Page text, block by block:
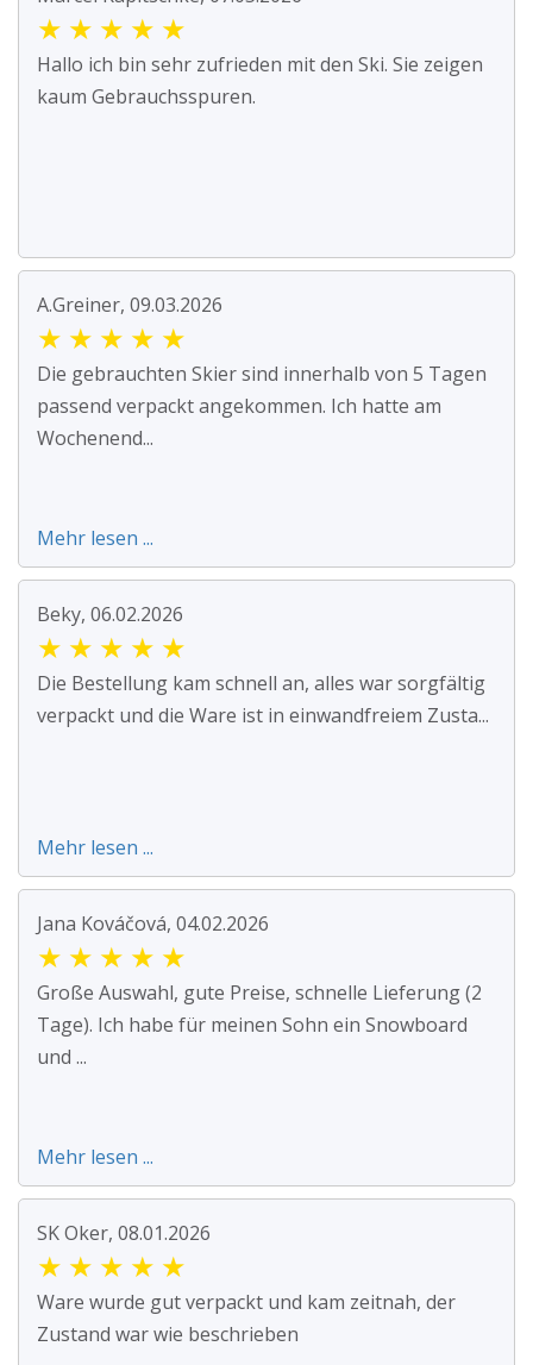
★ ★ ★ ★ ★
Hallo ich bin sehr zufrieden mit den Ski. Sie zeigen
kaum Gebrauchsspuren.
A.Greiner, 09.03.2026
★ ★ ★ ★ ★
Die gebrauchten Skier sind innerhalb von 5 Tagen
passend verpackt angekommen. Ich hatte am
Wochenend...
Mehr lesen ...
Beky, 06.02.2026
★ ★ ★ ★ ★
Die Bestellung kam schnell an, alles war sorgfältig
verpackt und die Ware ist in einwandfreiem Zusta...
Mehr lesen ...
Jana Kováčová, 04.02.2026
★ ★ ★ ★ ★
Große Auswahl, gute Preise, schnelle Lieferung (2
Tage). Ich habe für meinen Sohn ein Snowboard
und ...
Mehr lesen ...
SK Oker, 08.01.2026
★ ★ ★ ★ ★
Ware wurde gut verpackt und kam zeitnah, der
Zustand war wie beschrieben